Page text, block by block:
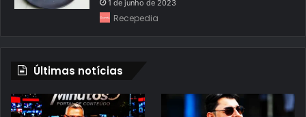
1 de junho de 2023
Recepedia
Últimas notícias